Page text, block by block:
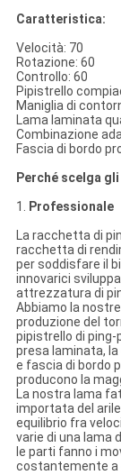
Caratteristica:
Velocità: 70
Rotazione: 60
Controllo: 60
Pipistrello
Maniglia di
Lama laminata
Combinazione
Fascia di bordo
Perché scelga gli
1. Professionale
La racchetta di
racchetta di
per soddisfare il
innovarici
attrezzatura di
Abbiamo la
produzione del
pipistrello di ping-
presa laminata,
e fascia di bordo
producono la
La nostra lama
importata del
equilibrio fra
varie di una lama
le parti fanno i
costantemente a